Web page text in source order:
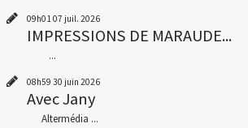
09h01 07 juil. 2026
IMPRESSIONS DE MARAUDE...
...
08h59 30 juin 2026
Avec Jany
Altermédia ...